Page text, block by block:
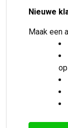
Nieuwe
Maak een